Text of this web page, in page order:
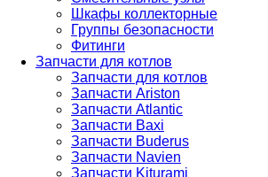
Шкафы коллекторные
Группы безопасности
Фитинги
Запчасти для котлов
Запчасти для котлов
Запчасти Ariston
Запчасти Atlantic
Запчасти Baxi
Запчасти Buderus
Запчасти Navien
Запчасти Kiturami